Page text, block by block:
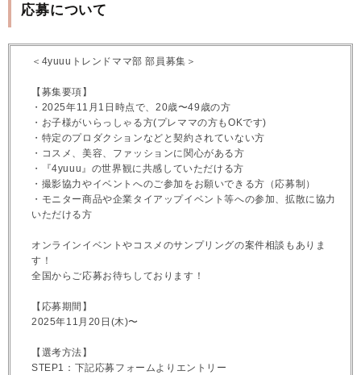
応募について
＜4yuuuトレンドママ部 部員募集＞
【募集要項】
・2025年11月1日時点で、20歳〜49歳の方
・お子様がいらっしゃる方(プレママの方もOKです)
・特定のプロダクションなどと契約されていない方
・コスメ、美容、ファッションに関心がある方
・『4yuuu』の世界観に共感していただける方
・撮影協力やイベントへのご参加をお願いできる方（応募制）
・モニター商品や企業タイアップイベント等への参加、拡散に協力
いただける方
オンラインイベントやコスメのサンプリングの案件相談もありま
す！
全国からご応募お待ちしております！
【応募期間】
2025年11月20日(木)〜
【選考方法】
STEP1：下記応募フォームよりエントリー